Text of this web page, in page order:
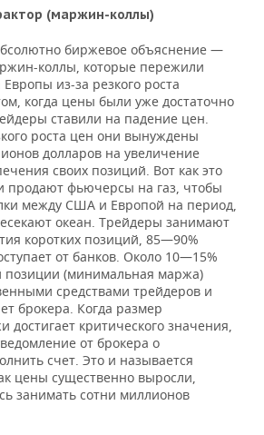
(маржин-коллы)
биржевое объяснение —
коллы, которые пережили
из-за резкого роста
когда цены были уже достаточно
ставили на падение цен.
роста цен они вынуждены
долларов на увеличение
своих позиций. Вот как это
продают фьючерсы на газ, чтобы
между США и Европой на период,
океан. Трейдеры занимают
коротких позиций, 85—90%
от банков. Около 10—15%
позиции (минимальная маржа)
средствами трейдеров и
брокера. Когда размер
критического значения,
от брокера о
счет. Это и называется
цены существенно выросли,
занимать сотни миллионов